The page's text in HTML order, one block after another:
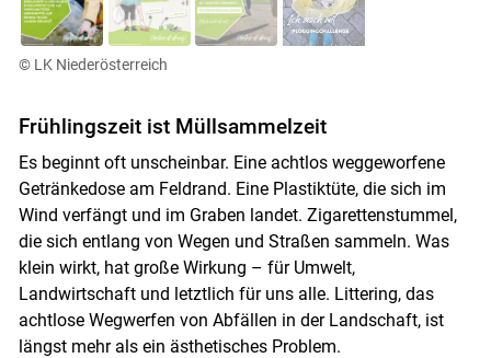
Skip to main content
© LK Niederösterreich
Frühlingszeit ist Müllsammelzeit
Es beginnt oft unscheinbar. Eine achtlos weggeworfene
Getränkedose am Feldrand. Eine Plastiktüte, die sich im
Wind verfängt und im Graben landet. Zigarettenstummel,
die sich entlang von Wegen und Straßen sammeln. Was
klein wirkt, hat große Wirkung – für Umwelt,
Landwirtschaft und letztlich für uns alle. Littering, das
achtlose Wegwerfen von Abfällen in der Landschaft, ist
längst mehr als ein ästhetisches Problem.